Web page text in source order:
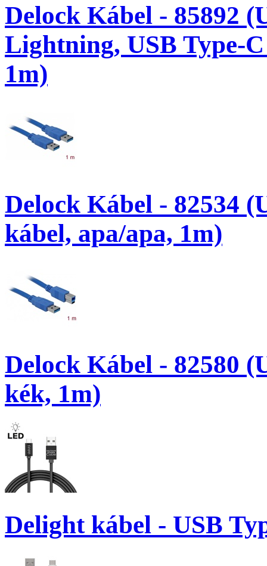
Delock Kábel - 85892
Lightning, USB Type-
1m)
Delock Kábel - 82534
kábel, apa/apa, 1m)
Delock Kábel - 82580
kék, 1m)
Delight kábel - USB